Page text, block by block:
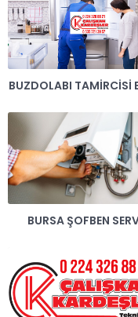
BUZDOLABI TAMIRCISI
BURSA ŞOFBEN